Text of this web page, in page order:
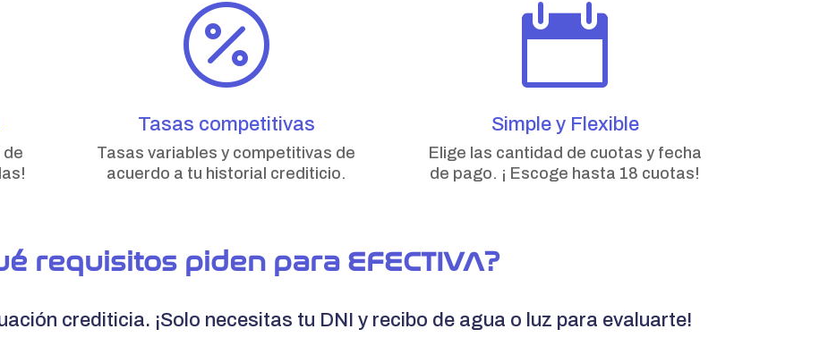
de

Tasas competitivas
Tasas variables y competitivas de
acuerdo a tu historial crediticio.

Simple y Flexible
Elige las cantidad de cuotas y fecha
de pago. ¡ Escoge hasta 18 cuotas!
requisitos piden para EFECTIVA?
crediticia. ¡Solo necesitas tu DNI y recibo de agua o luz para evaluarte!